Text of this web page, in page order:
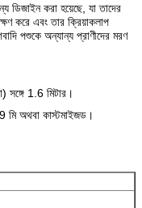
ডিজাইন করা হয়েছে, যা তাদের
করে এবং তার ক্রিয়াকলাপ
পশুকে অন্যান্য প্রাণীদের মরণ
সঙ্গে 1.6 মিটার।
অথবা কাস্টমাইজড।